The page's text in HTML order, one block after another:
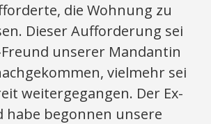
die Wohnung zu
Dieser Aufforderung sei
Freund unserer Mandantin
vielmehr sei
weitergegangen. Der Ex-
habe begonnen unsere